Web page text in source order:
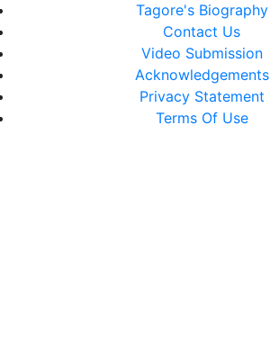
Tagore's Biography
Contact Us
Video Submission
Acknowledgements
Privacy Statement
Terms Of Use